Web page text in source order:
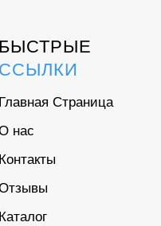
БЫСТРЫЕ
ССЫЛКИ
Главная Страница
нас
Контакты
Каталог